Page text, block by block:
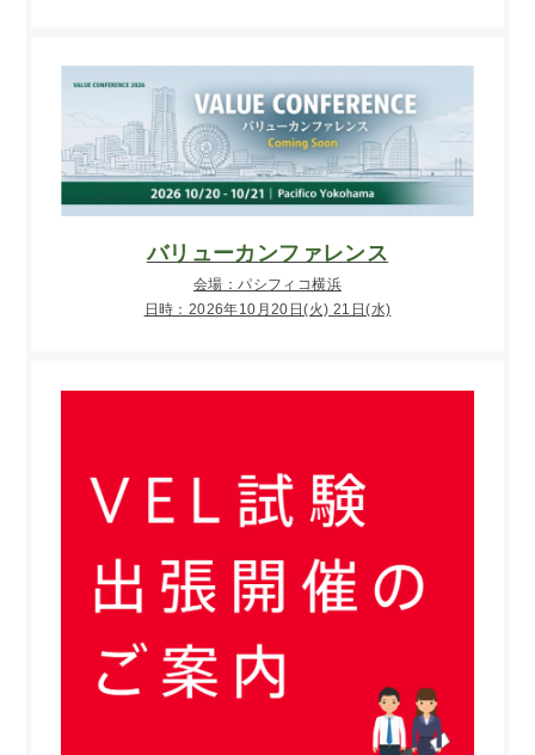
バリューカンファレンス
会場：パシフィコ横浜
日時：2026年10月20日(火) 21日(水)